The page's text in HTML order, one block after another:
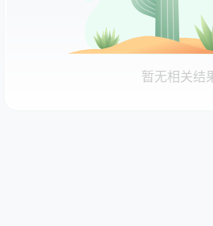
暂无相关结